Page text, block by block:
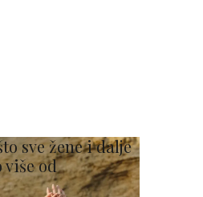
sve žene i dalje
od